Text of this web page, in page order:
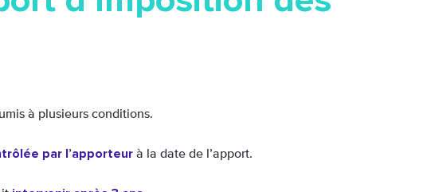
à plusieurs conditions.
par l’apporteur à la date de l’apport.